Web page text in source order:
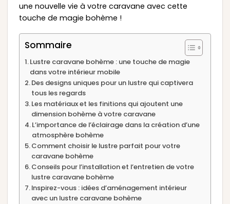
une nouvelle vie à votre caravane avec cette
touche de magie bohème !
Sommaire
Lustre caravane bohème : une touche de magie
dans votre intérieur mobile
Des designs uniques pour un lustre qui captivera
tous les regards
Les matériaux et les finitions qui ajoutent une
dimension bohème à votre caravane
L’importance de l’éclairage dans la création d’une
atmosphère bohème
Comment choisir le lustre parfait pour votre
caravane bohème
Conseils pour l’installation et l’entretien de votre
lustre caravane bohème
Inspirez-vous : idées d’aménagement intérieur
avec un lustre caravane bohème